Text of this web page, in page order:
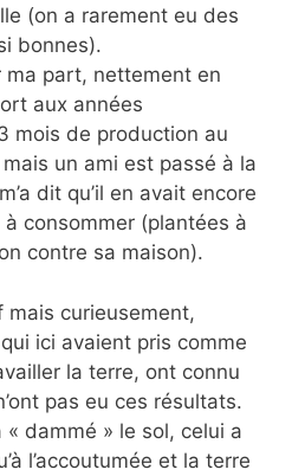
(on a rarement eu des
bonnes).
ma part, nettement en
aux années
mois de production au
un ami est passé à la
dit qu’il en avait encore
consommer (plantées à
contre sa maison).
mais curieusement,
ici avaient pris comme
la terre, ont connu
pas eu ces résultats.
dammé » le sol, celui a
l’accoutumée et la terre